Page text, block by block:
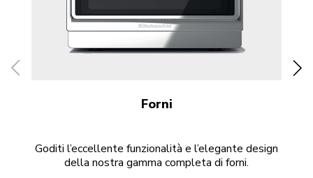
Forni
Goditi l’eccellente funzionalità e l’elegante design
della nostra gamma completa di forni.